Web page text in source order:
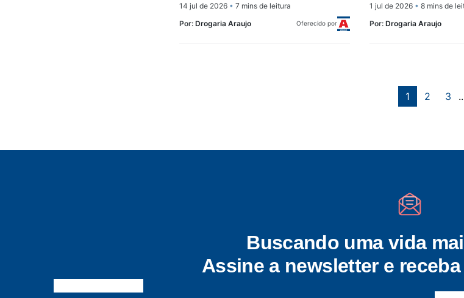
14 jul de 2026 • 7 mins de leitura
Por: Drogaria Araujo Oferecido por
1 jul de 2026 • 8 mins de
Por: Drogaria Araujo
1 2 3
Buscando uma vida
Assine a newsletter e